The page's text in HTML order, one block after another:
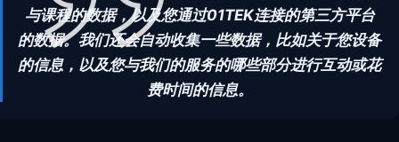
与课程的数据，以及您通过01TEK连接的第三方平台
的数据。我们还会自动收集一些数据，比如关于您设备
的信息，以及您与我们的服务的哪些部分进行互动或花
费时间的信息。